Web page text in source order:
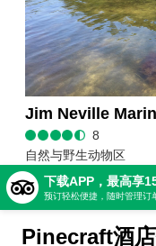
Jim Neville
8
自然与野生动物区
Pinecraft酒
下载APP，最高享
预订轻松便捷，随时管理订